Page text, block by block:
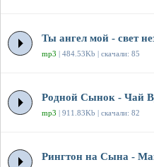
Ты ангел мой - свет
mp3 | 484.53Kb | скачали: 85
Родной Сынок - Чай
mp3 | 911.83Kb | скачали: 82
Рингтон на Сына -